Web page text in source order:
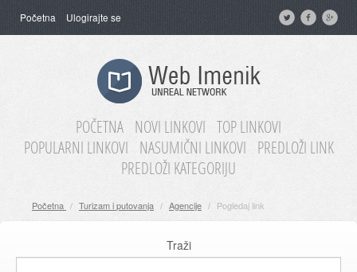
Početna Ulogirajte se
POČETNA NOVI LINKOVI TOP LINKOVI
POPULARNI LINKOVI
NASUMIČNI LINKOVI
PREDLOŽI LINK
PREDLOŽI KATEGORIJU
Početna / Turizam i putovanja / Agencije / Pogledaj link
Traži